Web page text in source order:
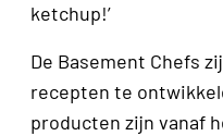
ketchup!’
De Basement Chefs
recepten te
producten zijn vanaf